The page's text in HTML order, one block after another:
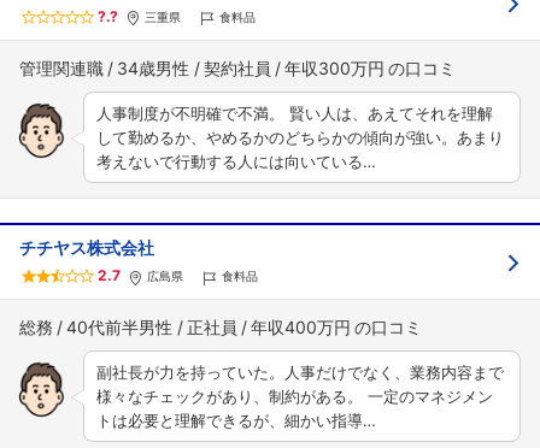
?.? 三重県 食料品
管理関連職 34歳男性 契約社員 年収300万円
人事制度が不明確で不満。 賢い人は、あえてそれを理解
して勤めるか、やめるかのどちらかの傾向が強い。あまり
考えないで行動する人には向いている…
チチヤス株式会社
2.7 広島県 食料品
総務 40代前半男性 正社員 年収400万円
副社長が力を持っていた。人事だけでなく、業務内容まで
様々なチェックがあり、制約がある。 一定のマネジメン
トは必要と理解できるが、細かい指導…